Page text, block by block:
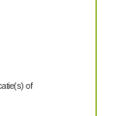
of